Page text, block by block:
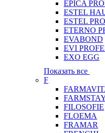
EPICA
ESTEL
ESTEL
ETERNO
EVABOND
EVI
EXO EGG
Показать все
F
FILOSOFIE
FLOEMA
FRAMAR